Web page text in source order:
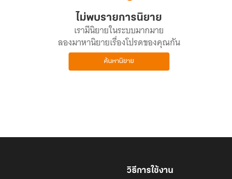
ไม่พบรายการนิยาย
เรามีนิยายในระบบมากมาย
ลองมาหานิยายเรื่องโปรดของคุณกัน
ค้นหานิยาย
วิธีการใช้งาน